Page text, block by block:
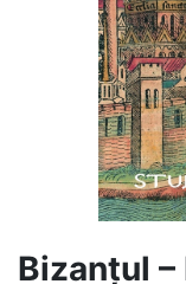
Bizanțul